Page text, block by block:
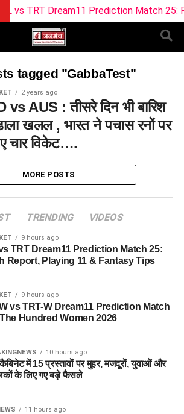
TRT Dream11 Prediction Match 25:
tagged "GabbaTest"
2 years ago
vs AUS : तीसरे दिन भी बारिश
खलल , भारत ने पचास रनों पर
चार विकेट….
MORE POSTS
TRENDING VIDEOS
9 hours ago
TRT Dream11 Prediction Match 25:
Report, Playing 11 & Fantasy Tips
9 hours ago
vs TRT-W Dream11 Prediction Match
Hundred Women 2026
10 hours ago
कैबिनेट में 15 प्रस्तावों पर मुहर, मजदूरों, युवाओं और
के लिए गए बड़े फैसले
11 hours ago